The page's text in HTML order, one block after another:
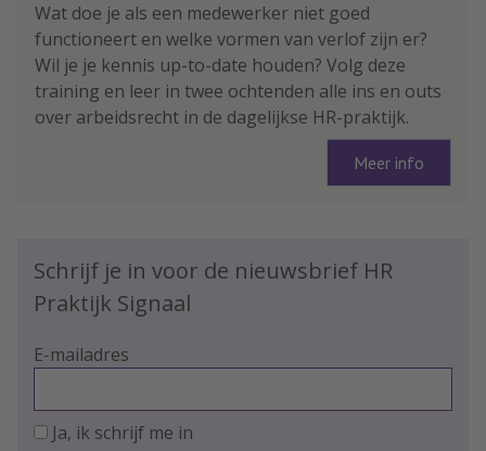
Wat doe je als een medewerker niet goed
functioneert en welke vormen van verlof zijn er?
Wil je je kennis up-to-date houden? Volg deze
training en leer in twee ochtenden alle ins en outs
over arbeidsrecht in de dagelijkse HR-praktijk.
Meer info
Schrijf je in voor de nieuwsbrief HR
Praktijk Signaal
E-mailadres
Ja, ik schrijf me in